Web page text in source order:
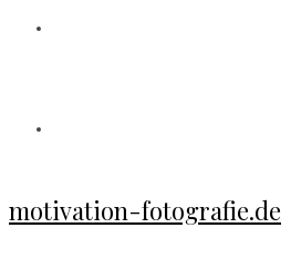
motivation-fotografie.de